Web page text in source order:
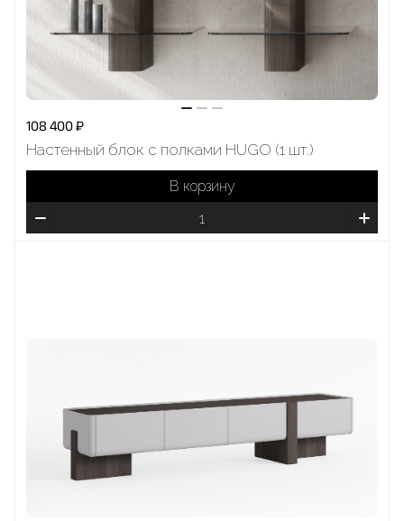
108 400 ₽
Настенный блок с полками HUGO (1 шт.)
В корзину